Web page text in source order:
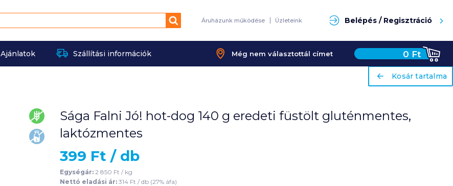
Keresés Áruházunk működése Üzleteink Belépés / Regisztráció
Ajánlatok Szállítási információk Még nem választottál címet 0 Ft
ariaLabel
Kosár tartalma
gluténmentes
laktózmentes
Sága Falni Jó! hot-dog 140 g eredeti füstölt gluténmentes,
laktózmentes
399 Ft / db
Egységár: 2 850 Ft / kg
Nettó eladási ár: 314 Ft / db (27% áfa)